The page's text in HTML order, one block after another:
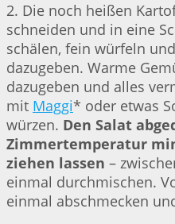
2. Die noch heißen
schneiden und in eine
schälen, fein würfeln
dazugeben. Warme
dazugeben und alles
mit Maggi* oder etwas
würzen. Den Salat
Zimmertemperatur
ziehen lassen –
einmal durchmischen.
einmal abschmecken